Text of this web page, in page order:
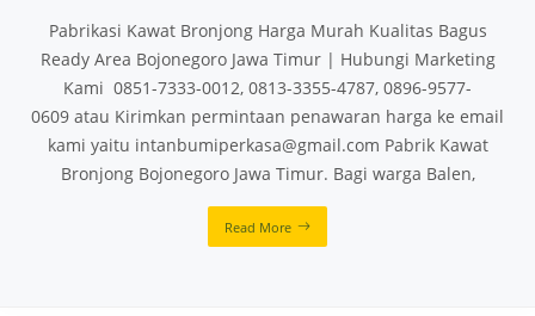
Pabrikasi Kawat Bronjong Harga Murah Kualitas Bagus
Ready Area Bojonegoro Jawa Timur | Hubungi Marketing
Kami 0851-7333-0012, 0813-3355-4787, 0896-9577-
0609 atau Kirimkan permintaan penawaran harga ke email
kami yaitu intanbumiperkasa@gmail.com Pabrik Kawat
Bronjong Bojonegoro Jawa Timur. Bagi warga Balen,
Read More